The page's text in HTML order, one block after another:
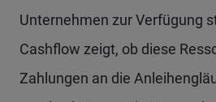
Unternehmen zur Verfügung
Cashflow zeigt, ob diese
Zahlungen an die